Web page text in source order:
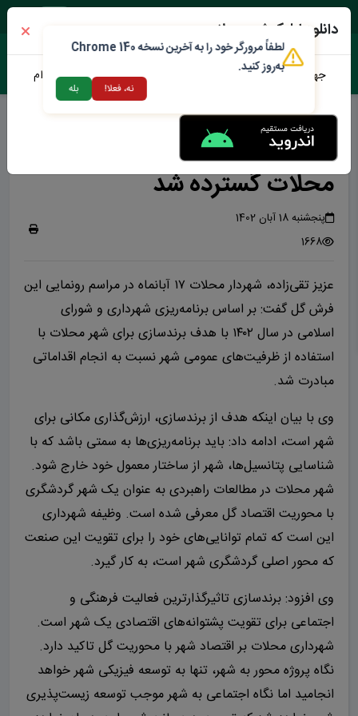
ششمین فرش سرگل شهر محلات
بزرگترین فرش سرگل آسیا در
محلات گسترده شد
پنجشنبه 18 آبان 1402
1668
عزیز تقی‌زاده، شهردار محلات ۱۷ آبانماه در مراسم رونمایی این
فرش گل گفت: بر اساس برنامه‌ریزی شهرداری و شورای
اسلامی در سال ۱۴۰۲ با هدف برندسازی برای شهر محلات با
استفاده از ظرفیت‌های عمومی شهر نسبت به انجام اقداماتی
مبادرت شد.
وی با بیان اینکه هدف از برندسازی، ارزش‌گذاری مکانی برای
شهر است، ادامه داد: باید برنامه‌ریزی‌ها به سمتی باشد که با
شناسایی پتانسیل‌ها، شهر از ساختار معمول خود خارج شود.
شهر محلات در مطالعات راهبردی به عنوان یک شهر گردشگری
با محوریت اقتصاد گل معرفی شده است. وظیفه شهرداری
این است که تمام توانایی‌های خود را برای تقویت این صنعت
که محور اصلی گردشگری شهر است، به کار گیرد.
وی افزود: برندسازی تاثیرگذارترین فعالیت فرهنگی و
اجتماعی برای تقویت پشتوانه‌های اقتصادی یک شهر است.
شهرداری محلات بر اقتصاد شهر با محوریت گل تاکید دارد.
نگاه پروژه محور به شهر، تنها به توسعه فیزیکی شهر خواهد
انجامید اما نگاه اجتماعی به شهر موجب توسعه زیست‌پذیری
دانلود اپلیکیشن محلات من
جهت دانلود نرم افزار محلات من می توانید از طریق لینک زیر اقدام
لطفاً مرورگر خود را به آخرین نسخه Chrome 140
به‌روز کنید.
نه، فعلا! بله